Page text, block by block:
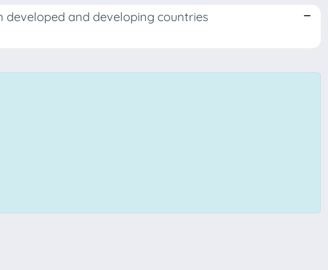
developed and developing countries